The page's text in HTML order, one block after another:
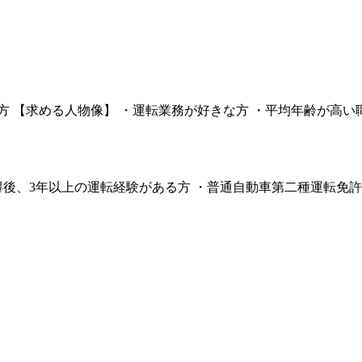
【求める人物像】 ・運転業務が好きな方 ・平均年齢が高
、3年以上の運転経験がある方 ・普通自動車第二種運転免